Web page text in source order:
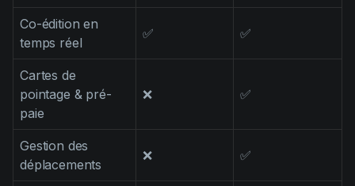
Co-édition en
temps réel
✅ ✅
Cartes de
pointage & pré-
paie
❌ ✅
Gestion des
déplacements
❌ ✅